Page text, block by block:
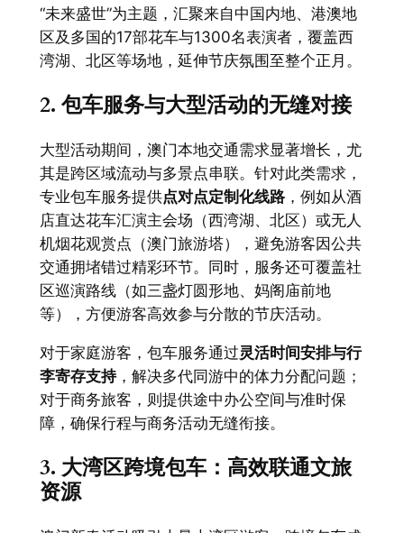
“未来盛世”为主题，汇聚来自中国内地、港澳地
区及多国的17部花车与1300名表演者，覆盖西
湾湖、北区等场地，延伸节庆氛围至整个正月。
2. 包车服务与大型活动的无缝对接
大型活动期间，澳门本地交通需求显著增长，尤
其是跨区域流动与多景点串联。针对此类需求，
专业包车服务提供点对点定制化线路，例如从酒
店直达花车汇演主会场（西湾湖、北区）或无人
机烟花观赏点（澳门旅游塔），避免游客因公共
交通拥堵错过精彩环节。同时，服务还可覆盖社
区巡演路线（如三盏灯圆形地、妈阁庙前地
等），方便游客高效参与分散的节庆活动。
对于家庭游客，包车服务通过灵活时间安排与行
李寄存支持，解决多代同游中的体力分配问题；
对于商务旅客，则提供途中办公空间与准时保
障，确保行程与商务活动无缝衔接。
3. 大湾区跨境包车：高效联通文旅
资源